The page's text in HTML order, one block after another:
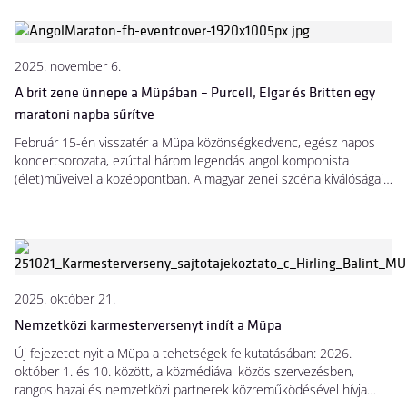
fesztivál.
2025. november 6.
A brit zene ünnepe a Müpában – Purcell, Elgar és Britten egy
maratoni napba sűrítve
Február 15-én visszatér a Müpa közönségkedvenc, egész napos
koncertsorozata, ezúttal három legendás angol komponista
(élet)műveivel a középpontban. A magyar zenei szcéna kiválóságait
brit zenetörténet legemlékezetesebb darabjaiból válogat. A
jegyértékesítés megkezdődött, a részletes program pedig már
2025. október 21.
Nemzetközi karmesterversenyt indít a Müpa
Új fejezetet nyit a Müpa a tehetségek felkutatásában: 2026.
október 1. és 10. között, a közmédiával közös szervezésben,
rangos hazai és nemzetközi partnerek közreműködésével hívja